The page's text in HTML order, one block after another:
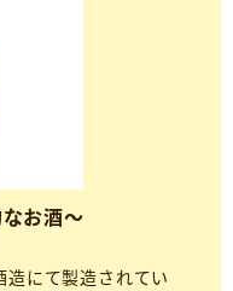
お酒～
にて製造されてい